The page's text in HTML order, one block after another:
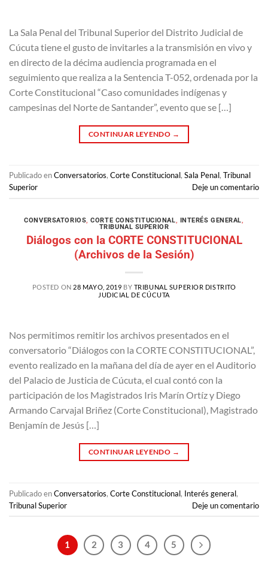
La Sala Penal del Tribunal Superior del Distrito Judicial de
Cúcuta tiene el gusto de invitarles a la transmisión en vivo y
en directo de la décima audiencia programada en el
seguimiento que realiza a la Sentencia T-052, ordenada por la
Corte Constitucional “Caso comunidades indígenas y
campesinas del Norte de Santander”, evento que se […]
CONTINUAR LEYENDO →
Publicado enConversatorios, Corte Constitucional, Sala Penal, Tribunal
Superior
Deje un comentario
CONVERSATORIOS,CORTE CONSTITUCIONAL, INTERÉS GENERAL,
TRIBUNAL SUPERIOR
Diálogos con la CORTE CONSTITUCIONAL
(Archivos de la Sesión)
POSTED ON 28 MAYO, 2019 BY TRIBUNAL SUPERIOR DISTRITO
JUDICIAL DE CÚCUTA
Nos permitimos remitir los archivos presentados en el
conversatorio “Diálogos con la CORTE CONSTITUCIONAL”,
evento realizado en la mañana del día de ayer en el Auditorio
del Palacio de Justicia de Cúcuta, el cual contó con la
participación de los Magistrados Iris Marín Ortíz y Diego
Armando Carvajal Briñez (Corte Constitucional), Magistrado
Benjamín de Jesús […]
CONTINUAR LEYENDO →
Publicado enConversatorios, Corte Constitucional, Interés general,
Tribunal Superior
Deje un comentario
1 2 3 4 5